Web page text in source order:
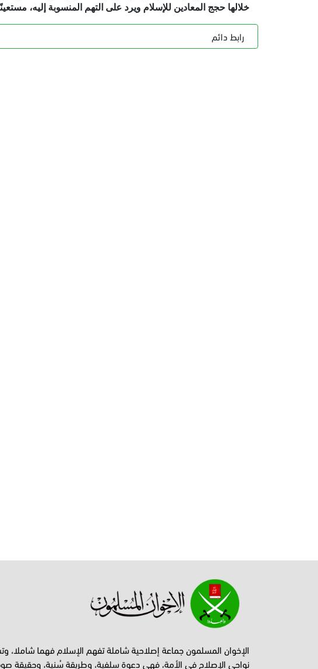
خلالها حجج المعادين للإسلام ويرد على التهم المنسوبة إليه،
رابط دائم
الإخوان المسلمون جماعة إصلاحية شاملة تفهم الإسلام فهما شاملا،
نواحي الإصلاح في الأمة، فهي دعوة سلفية، وطريقة سُنية، وحقيقة